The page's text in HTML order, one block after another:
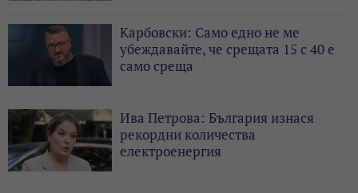
Карбовски: Само едно не ме
убеждавайте, че срещата 15 с 40 е
само среща
Ива Петрова: България изнася
рекордни количества
електроенергия